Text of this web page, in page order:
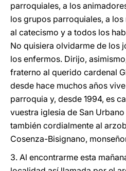
parroquiales, a los
los grupos parroquiales, a
al catecismo y a todos los
No quisiera olvidarme de los
los enfermos. Dirijo,
fraterno al querido cardenal
desde hace muchos años
parroquia y, desde 1994, es
vuestra iglesia de San
también cordialmente al
Cosenza-Bisignano,
3. Al encontrarme esta